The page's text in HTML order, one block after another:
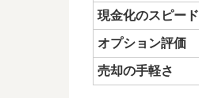
現金化のスピード
オプション評価
売却の手軽さ